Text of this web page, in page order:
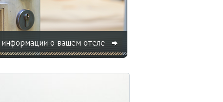
о вашем отеле